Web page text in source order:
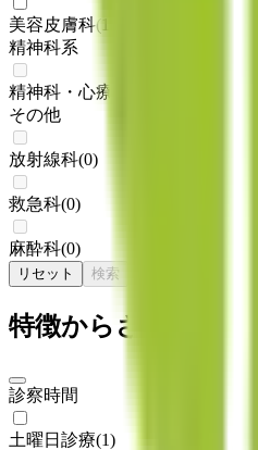
美容皮膚科(1
精神科系
精神科・心療内科
その他
放射線科(0)
救急科(0)
麻酔科(0)
リセット 検索
特徴からさがす
診察時間
土曜日診療(1)